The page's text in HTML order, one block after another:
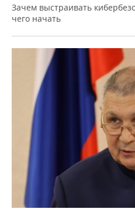
Зачем выстраивать
чего начать